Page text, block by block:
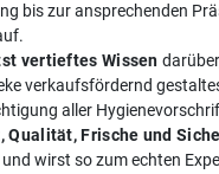
bis zur ansprechenden
vertieftes Wissen
verkaufsfördernd
aller
Qualität, Frische und
und wirst so zum echten